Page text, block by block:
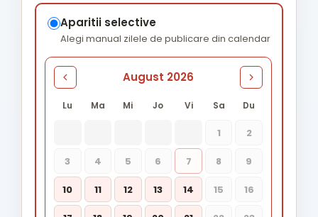
Aparitii selective
Alegi manual zilele de publicare din calendar
August 2026
Lu Ma Mi Jo Vi Sa Du
1 2
3 4 5 6 7 8 9
10 11 12 13 14 15 16